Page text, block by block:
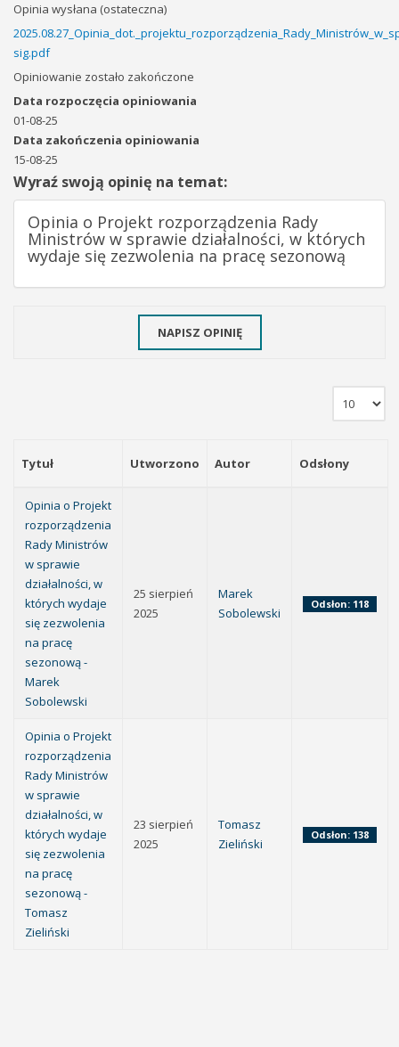
Opinia wysłana (ostateczna)
sig.pdf
Opiniowanie zostało zakończone
Data rozpoczęcia opiniowania
01-08-25
Data zakończenia opiniowania
15-08-25
Wyraź swoją opinię na temat:
Opinia o Projekt rozporządzenia Rady
Ministrów w sprawie działalności, w których
wydaje się zezwolenia na pracę sezonową
NAPISZ OPINIĘ
Tytuł Utworzono Autor Odsłony
Opinia o Projekt
rozporządzenia
Rady Ministrów
w sprawie
działalności, w
których wydaje
się zezwolenia
na pracę
sezonową -
Marek
Sobolewski
25 sierpień
2025
Marek
Sobolewski
Odsłon: 118
Opinia o Projekt
rozporządzenia
Rady Ministrów
w sprawie
działalności, w
których wydaje
się zezwolenia
na pracę
sezonową -
Tomasz
Zieliński
23 sierpień
2025
Tomasz
Zieliński
Odsłon: 138